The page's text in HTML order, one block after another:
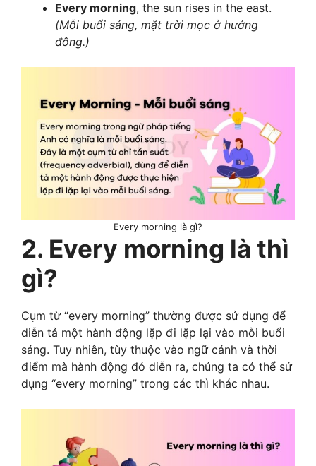
Every morning, the sun rises in the east.
(Mỗi buổi sáng, mặt trời mọc ở hướng
đông.)
Every morning là gì?
2. Every morning là thì
gì?
Cụm từ “every morning” thường được sử dụng để
diễn tả một hành động lặp đi lặp lại vào mỗi buổi
sáng. Tuy nhiên, tùy thuộc vào ngữ cảnh và thời
điểm mà hành động đó diễn ra, chúng ta có thể sử
dụng “every morning” trong các thì khác nhau.